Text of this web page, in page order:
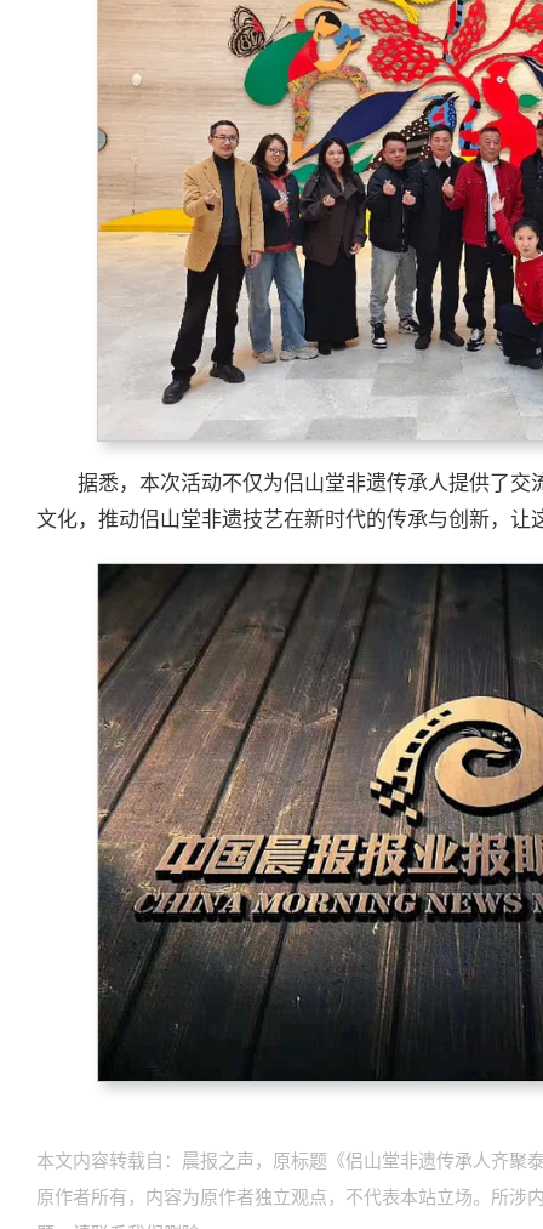
据悉，本次活动不仅为侣山堂非遗传承人提供了
文化，推动侣山堂非遗技艺在新时代的传承与创新，
本文内容转载自：晨报之声，原标题《侣山堂非遗传承人齐聚
原作者所有，内容为原作者独立观点，不代表本站立场。所涉